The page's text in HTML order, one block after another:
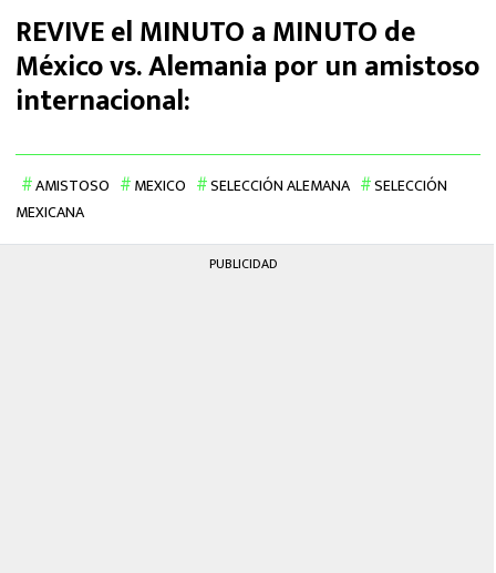
REVIVE el MINUTO a MINUTO de
México vs. Alemania por un amistoso
internacional:
AMISTOSO MEXICO SELECCIÓN ALEMANA
SELECCIÓN
MEXICANA
PUBLICIDAD